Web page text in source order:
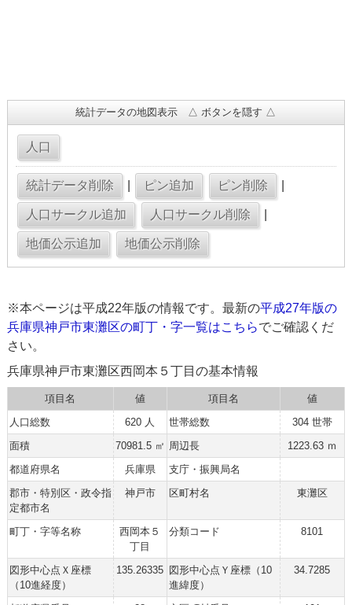
統計データの地図表示 △ ボタンを隠す △
※本ページは平成22年版の情報です。最新の平成27年版の
兵庫県神戸市東灘区の町丁・字一覧はこちらでご確認くだ
さい。
兵庫県神戸市東灘区西岡本５丁目の基本情報
項目名 値 項目名
値
人口総数
620 人 世帯総数
304 世帯
面積
70981.5 ㎡ 周辺長
1223.63 ｍ
都道府県名
兵庫県
支庁・振興局名
郡市・特別区・政令指
定都市名
神戸市 区町村名 東灘区
町丁・字等名称
西岡本５
丁目
分類コード 8101
図形中心点Ｘ座標
（10進経度）
135.26335 図形中心点Ｙ座標（10
進緯度）
34.7285